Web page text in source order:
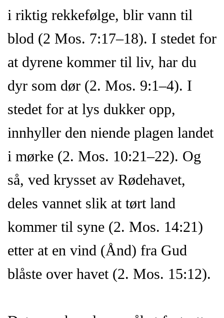
i riktig rekkefølge, blir vann til
blod (2 Mos. 7:17–18). I stedet for
at dyrene kommer til liv, har du
dyr som dør (2. Mos. 9:1–4). I
stedet for at lys dukker opp,
innhyller den niende plagen landet
i mørke (2. Mos. 10:21–22). Og
så, ved krysset av Rødehavet,
deles vannet slik at tørt land
kommer til syne (2. Mos. 14:21)
etter at en vind (Ånd) fra Gud
blåste over havet (2. Mos. 15:12).